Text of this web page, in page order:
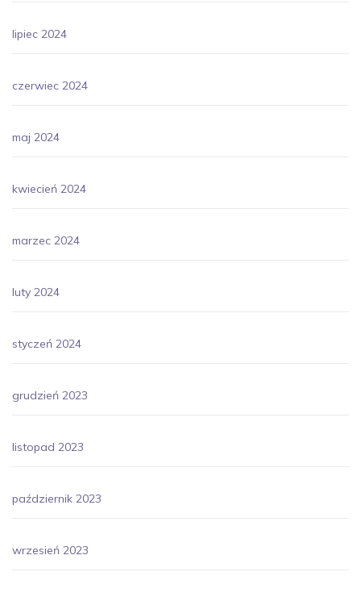
lipiec 2024
czerwiec 2024
maj 2024
kwiecień 2024
marzec 2024
luty 2024
styczeń 2024
grudzień 2023
listopad 2023
październik 2023
wrzesień 2023